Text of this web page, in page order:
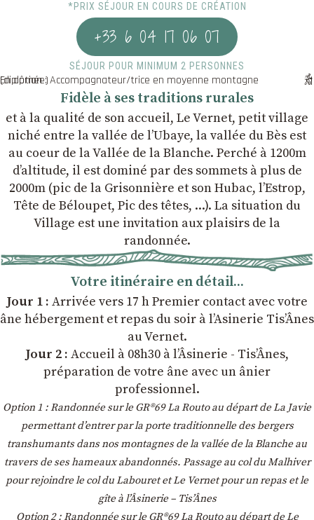
*PRIX SÉJOUR EN COURS DE CRÉATION
+33 6 04 17 06 07
SÉJOUR POUR MINIMUM 2 PERSONNES
En option : Accompagnateur/trice en moyenne montagne (diplômée)
Fidèle à ses traditions rurales
et à la qualité de son accueil, Le Vernet, petit village
niché entre la vallée de l’Ubaye, la vallée du Bès est
au coeur de la Vallée de la Blanche. Perché à 1200m
d’altitude, il est dominé par des sommets à plus de
2000m (pic de la Grisonnière et son Hubac, l’Estrop,
Tête de Béloupet, Pic des têtes, ...). La situation du
Village est une invitation aux plaisirs de la
randonnée.
Votre itinéraire en détail...
Jour 1 : Arrivée vers 17 h Premier contact avec votre
âne hébergement et repas du soir à l’Asinerie Tis’Ânes
au Vernet.
Jour 2 : Accueil à 08h30 à l’Âsinerie - Tis’Ânes,
préparation de votre âne avec un ânier
professionnel.
Option 1 : Randonnée sur le GR®69 La Routo au départ de La Javie
permettant d’entrer par la porte traditionnelle des bergers
transhumants dans nos montagnes de la vallée de la Blanche au
travers de ses hameaux abandonnés. Passage au col du Malhiver
pour rejoindre le col du Labouret et Le Vernet pour un repas et le
gîte à l’Âsinerie – Tis’Ânes
Option 2 : Randonnée sur le GR®69 La Routo au départ de Le